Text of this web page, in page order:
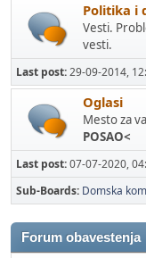
Politika i
Vesti.
vesti.
Last post:29-09-2014,
Oglasi
Mesto za
POSAO<
Last post:07-07-2020,
Sub-Boards Domska
Forum obavestenja